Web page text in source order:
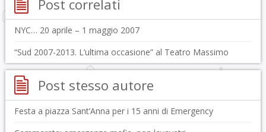
Post correlati
NYC… 20 aprile – 1 maggio 2007
“Sud 2007-2013. L’ultima occasione” al Teatro Massimo
Post stesso autore
Festa a piazza Sant’Anna per i 15 anni di Emergency